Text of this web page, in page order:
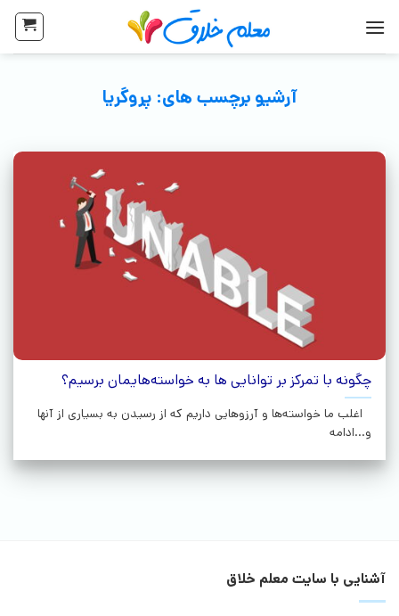
آرشیو برچسب های: پروگریا
چگونه با تمرکز بر توانایی‌ ها به خواسته‌هایمان برسیم؟
اغلب ما خواسته‌ها و آرزوهایی داریم که از رسیدن به بسیاری از آنها
و...ادامه
آشنایی با سایت معلم خلاق